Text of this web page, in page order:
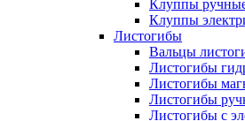
Клуппы
Клуппы
Листогибы
Вальцы
Листогибы
Листогибы
Листогибы
Листогибы с